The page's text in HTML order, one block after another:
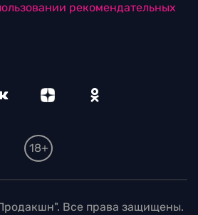
рекомендательных
18+
Все права защищены.